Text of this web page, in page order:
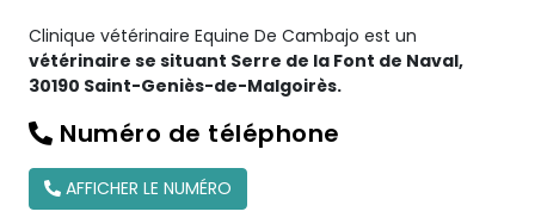
Clinique vétérinaire Equine De Cambajo est un
vétérinaire se situant Serre de la Font de Naval,
30190 Saint-Geniès-de-Malgoirès.
Numéro de téléphone
AFFICHER LE NUMÉRO